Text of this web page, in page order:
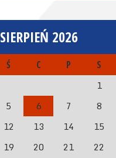
SIERPIEŃ 2026
Ś C P S
1
5 6 7 8
12 13 14 15
19 20 21 22